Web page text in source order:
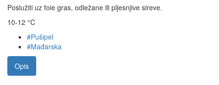
Poslužiti uz foie gras, odležane ili pljesnjive sireve.
10-12 °C
#Pušipel
#Mađarska
Opis